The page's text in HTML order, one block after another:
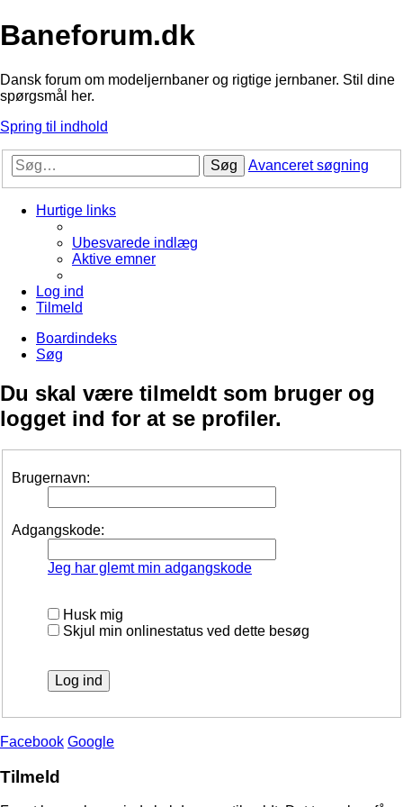
Baneforum.dk
Dansk forum om modeljernbaner og rigtige jernbaner. Stil dine
spørgsmål her.
Spring til indhold
Søg Avanceret søgning
Hurtige links
Ubesvarede indlæg
Aktive emner
Log ind
Tilmeld
Boardindeks
Søg
Du skal være tilmeldt som bruger og
logget ind for at se profiler.
Brugernavn:
Adgangskode:
Jeg har glemt min adgangskode
Husk mig
Skjul min onlinestatus ved dette besøg
Facebook Google
Tilmeld